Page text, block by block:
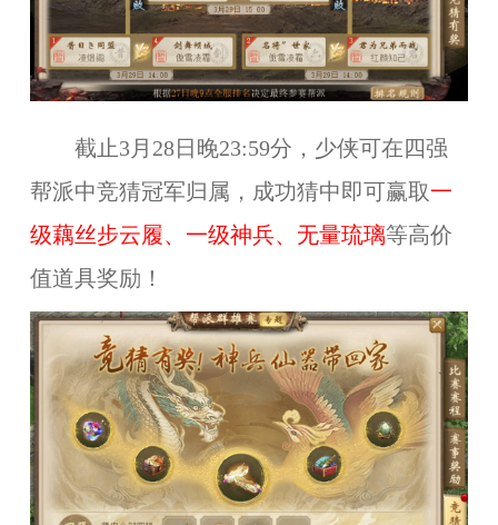
截止3月28日 晚23:59分，少侠可在四强
帮派中竞猜冠军归属，成功猜中即可赢取一
级藕丝步云履、一级神兵、无量琉璃等高价
值道具奖励！